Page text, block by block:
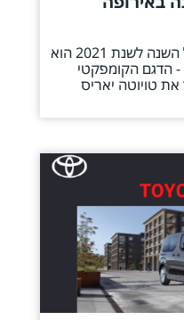
הרכב שזכה בתואר הרכב של השנה לשנת 2021 הוא
הדגם הקומפקטי
את טויוטה יאריס